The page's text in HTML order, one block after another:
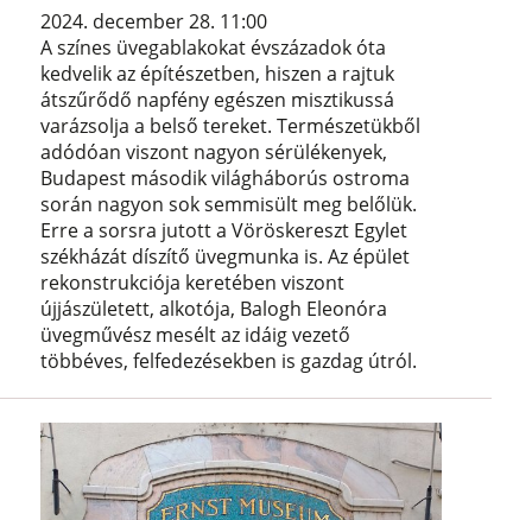
2024. december 28. 11:00
A színes üvegablakokat évszázadok óta
kedvelik az építészetben, hiszen a rajtuk
átszűrődő napfény egészen misztikussá
varázsolja a belső tereket. Természetükből
adódóan viszont nagyon sérülékenyek,
Budapest második világháborús ostroma
során nagyon sok semmisült meg belőlük.
Erre a sorsra jutott a Vöröskereszt Egylet
székházát díszítő üvegmunka is. Az épület
rekonstrukciója keretében viszont
újjászületett, alkotója, Balogh Eleonóra
üvegművész mesélt az idáig vezető
többéves, felfedezésekben is gazdag útról.